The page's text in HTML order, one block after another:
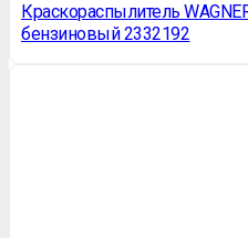
Краскораспылитель
бензиновый 2332192